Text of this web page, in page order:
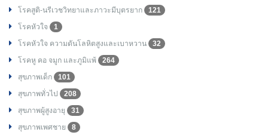
โรคสูติ-นรีเวชวิทยาและภาวะมีบุตรยาก
121
โรคหัวใจ
1
โรคหัวใจ ความดันโลหิตสูงและเบาหวาน
32
โรคหู คอ จมูก และภูมิแพ้
264
สุขภาพเด็ก
101
สุขภาพทั่วไป
208
สุขภาพผู้สูงอายุ
31
สุขภาพเพศชาย
8